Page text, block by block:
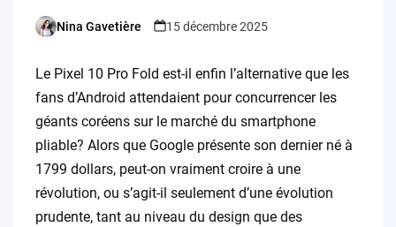
Posted
Nina Gavetière 15 décembre 2025
Le Pixel 10 Pro Fold est-il enfin l’alternative que les
fans d’Android attendaient pour concurrencer les
géants coréens sur le marché du smartphone
pliable? Alors que Google présente son dernier né à
1799 dollars, peut-on vraiment croire à une
révolution, ou s’agit-il seulement d’une évolution
prudente, tant au niveau du design que des